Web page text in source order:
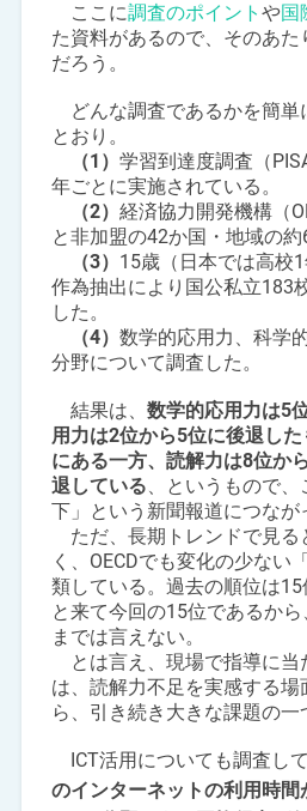
ここに調査のポイント や国
た資料があるので、そのあ
だろう。
どんな調査であるかを簡単
とおり。
（1） 学習到達度調査（
年ごとに実施されている。
（2） 経済協力開発機構（
と非加盟の42か国・地域の約
（3） 15歳（日本では高校
作為抽出により国公私立183
した。
（4） 数学的応用力、科学
分野について調査した。
結果は、 数学的応用力は5
用力は2位から5位に後退し
にある一方、読解力は8位か
退している、というもので
下」という新聞報道につなが
ただ、長期トレンドで見る
く、OECDでも変化の少ない
類している。過去の順位は
と来て今回の15位であるか
までは言えない。
とは言え、現場で指導に当
は、読解力不足を実感する
ら、引き続き大きな課題の一
ICT活用についても調査し
のインターネットの利用時間